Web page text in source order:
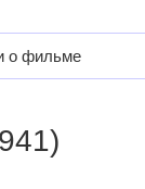
о фильме